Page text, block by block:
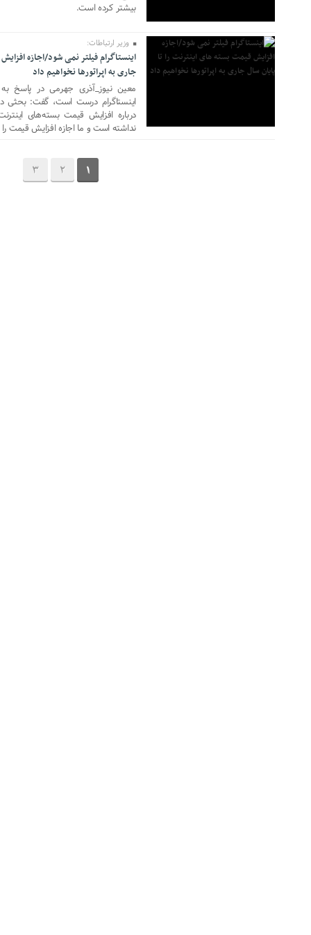
بیشتر کرده است.
وزیر ارتباطات:
اینستاگرام فیلتر نمی شود/اجازه
جاری به اپراتورها نخواهیم داد
معین نیوز_آذری جهرمی در پاسخ به
اینستاگرام درست است، گفت:
درباره افزایش قیمت بسته‌های
نداشته است و ما اجازه افزایش قیمت را
1
2
3